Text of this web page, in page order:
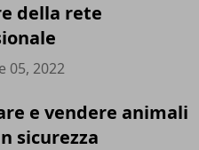
della rete
05, 2022
e vendere animali
sicurezza